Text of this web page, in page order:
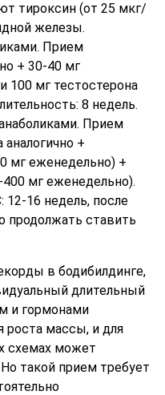
тироксин (от 25 мкг/
железы.
Прием
+ 30-40 мг
100 мг тестостерона
8 недель.
Прием
+
мг еженедельно) +
мг еженедельно).
12-16 недель, после
продолжать ставить
в бодибилдинге,
длительный
и гормонами
роста массы, и для
схемах может
такой прием требует